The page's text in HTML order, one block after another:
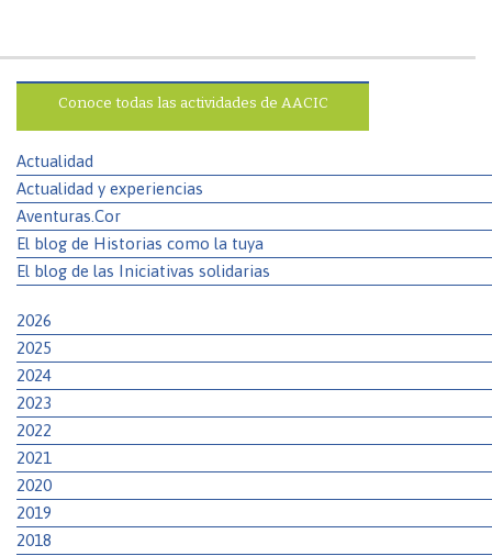
Conoce todas las actividades de AACIC
Actualidad
Actualidad y experiencias
Aventuras.Cor
El blog de Historias como la tuya
El blog de las Iniciativas solidarias
2026
2025
2024
2023
2022
2021
2020
2019
2018